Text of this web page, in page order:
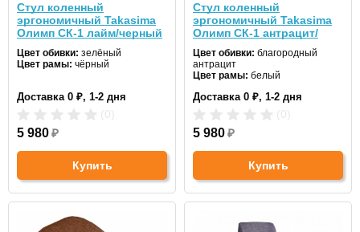
Стул коленный
эргономичный Takasima
Олимп СК-1 лайм/черный
Цвет обивки: зелёный
Цвет рамы: чёрный
Доставка 0 ₽, 1-2 дня
5 980₽
Купить
Стул коленный
эргономичный Takasima
Олимп СК-1 антрацит/
Цвет обивки: благородный
антрацит
Цвет рамы: белый
Доставка 0 ₽, 1-2 дня
5 980₽
Купить